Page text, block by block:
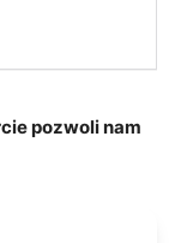
pozwoli nam